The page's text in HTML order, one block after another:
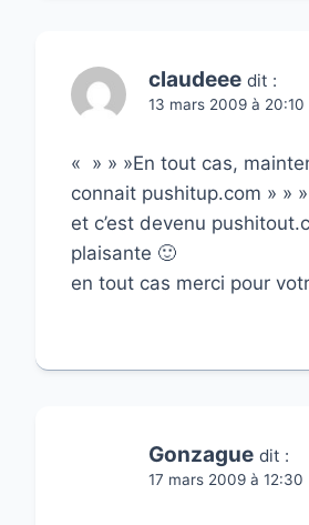
claudeee dit :
13 mars 2009 à 20:10
« » » »En tout cas,
connait pushitup.com » »
et c’est devenu
plaisante 🙂
en tout cas merci pour
Gonzague dit :
17 mars 2009 à 12:30